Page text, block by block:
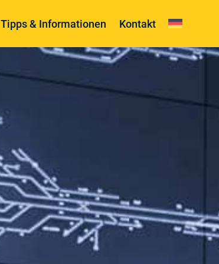
Tipps & Informationen Kontakt